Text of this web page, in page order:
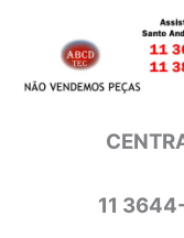
conteúdo
11